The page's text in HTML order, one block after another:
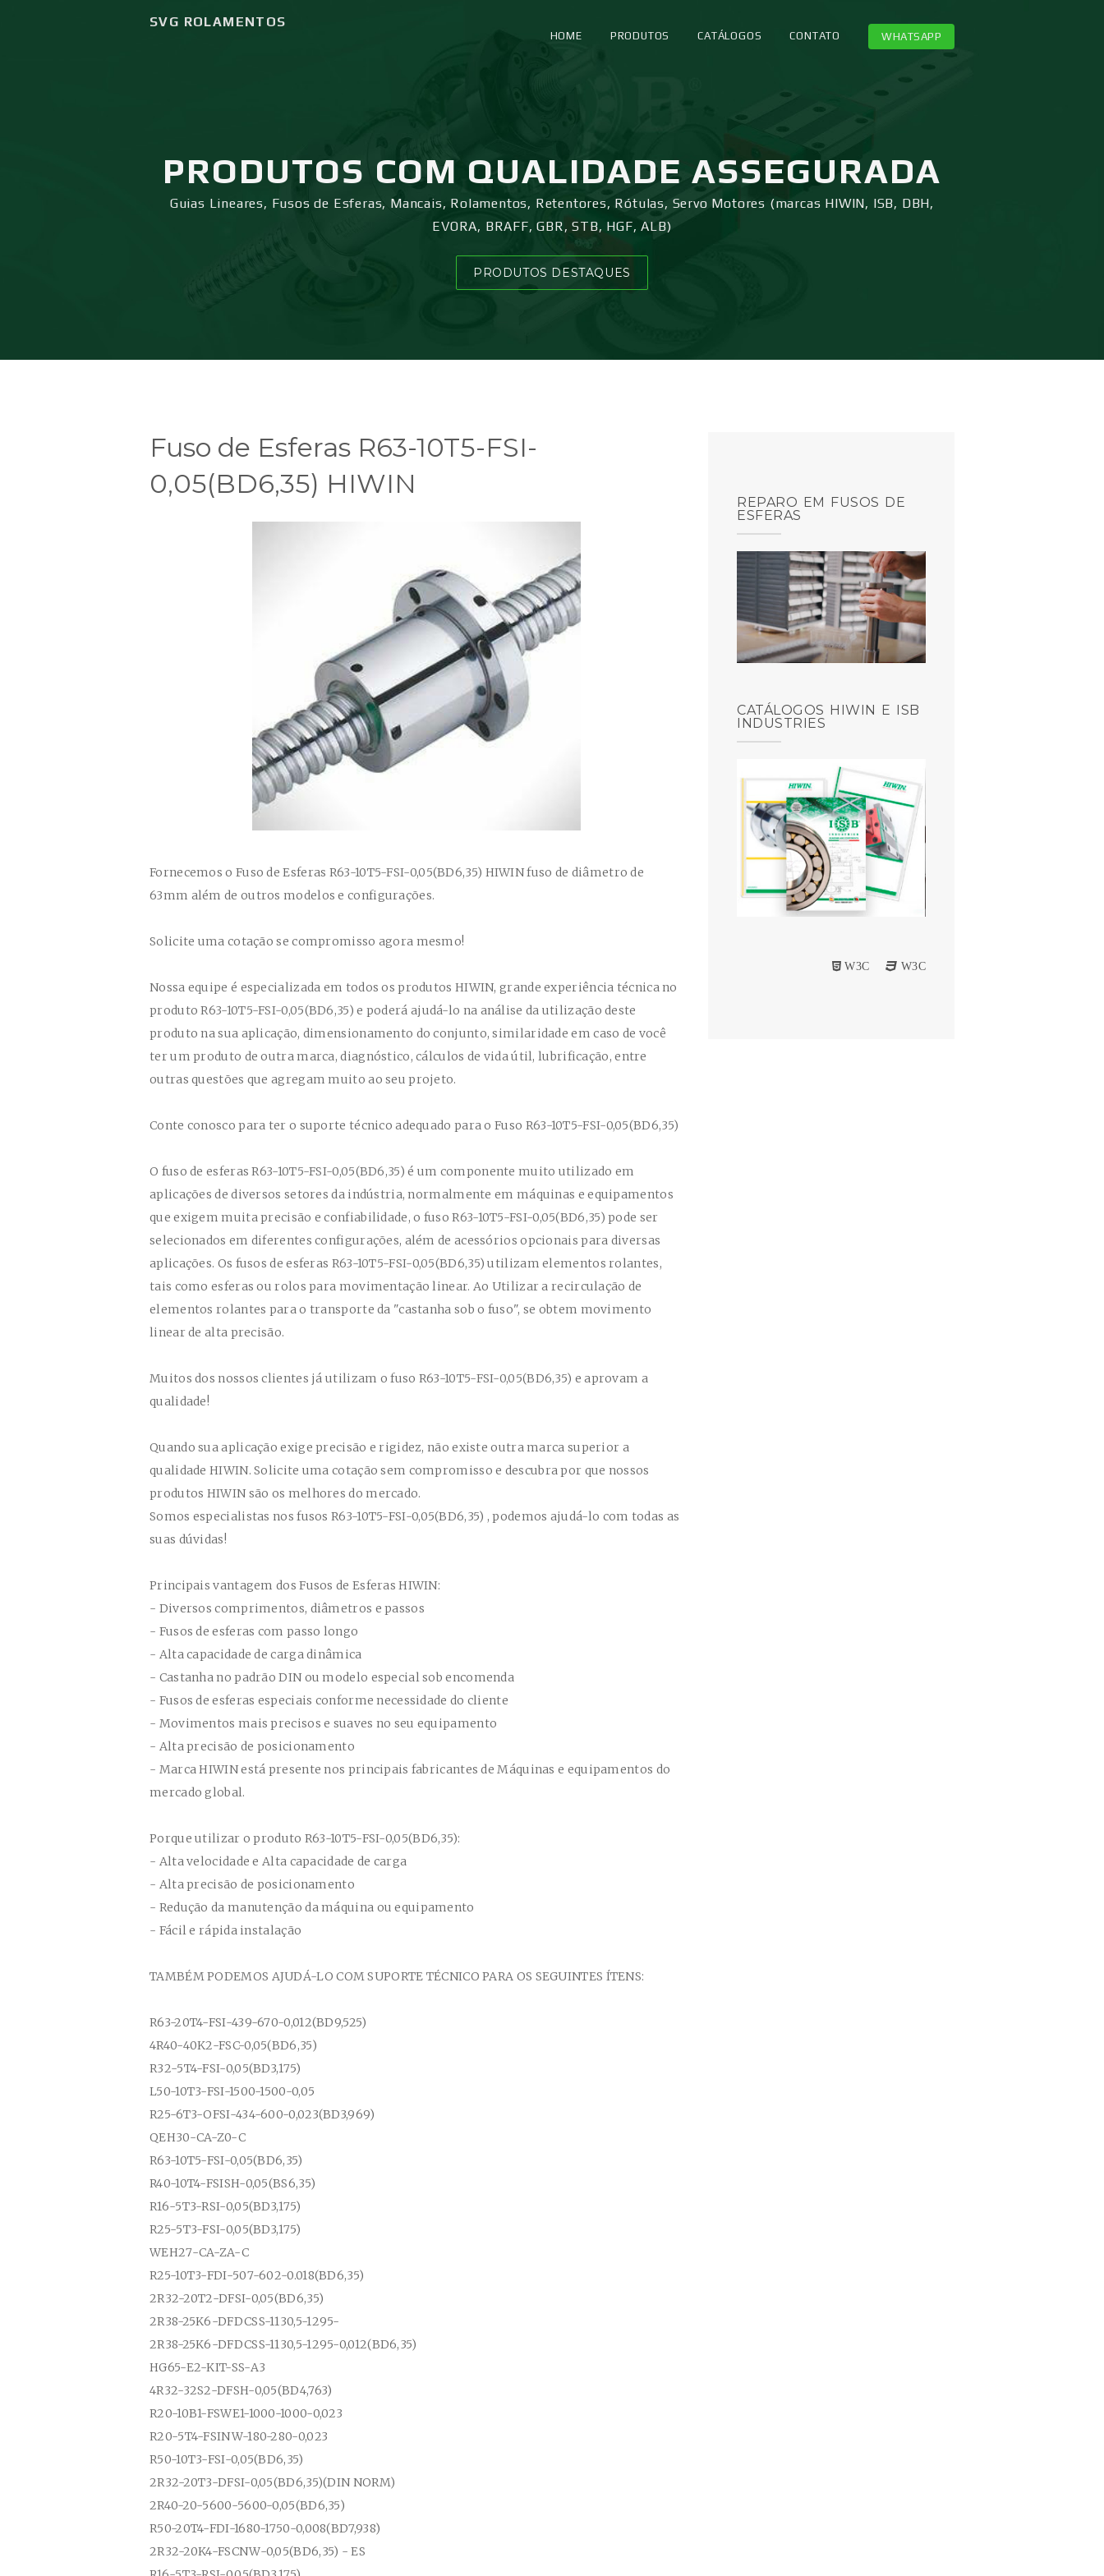
SVG ROLAMENTOS
HOME PRODUTOS CATÁLOGOS CONTATO WHATSAPP
PRODUTOS COM QUALIDADE ASSEGURADA
Guias Lineares, Fusos de Esferas, Mancais, Rolamentos, Retentores, Rótulas, Servo Motores (marcas HIWIN, ISB, DBH,
EVORA, BRAFF, GBR, STB, HGF, ALB)
PRODUTOS DESTAQUES
Fuso de Esferas R63-10T5-FSI-
0,05(BD6,35) HIWIN
Fornecemos o Fuso de Esferas R63-10T5-FSI-0,05(BD6,35) HIWINfuso de diâmetro de
63mm além de outros modelos e configurações.
Solicite uma cotação se compromisso agora mesmo!
Nossa equipe é especializada em todos os produtos HIWIN, grande experiência técnica no
produtoR63-10T5-FSI-0,05(BD6,35) e poderá ajudá-lo na análise da utilização deste
produto na sua aplicação, dimensionamento do conjunto, similaridade em caso de você
ter um produto de outra marca, diagnóstico, cálculos de vida útil, lubrificação, entre
outras questões que agregam muito ao seu projeto.
Conte conosco para ter o suporte técnico adequado para o Fuso R63-10T5-FSI-0,05(BD6,35)
O fuso de esferasR63-10T5-FSI-0,05(BD6,35) é um componente muito utilizado em
aplicações de diversos setores da indústria, normalmente em máquinas e equipamentos
que exigem muita precisão e confiabilidade, o fusoR63-10T5-FSI-0,05(BD6,35) pode ser
selecionados em diferentes configurações, além de acessórios opcionais para diversas
aplicações. Os fusos de esferas R63-10T5-FSI-0,05(BD6,35) utilizam elementos rolantes,
tais como esferas ou rolos para movimentação linear. Ao Utilizar a recirculação de
elementos rolantes para o transporte da "castanha sob o fuso", se obtem movimento
linear de alta precisão.
Muitos dos nossos clientes já utilizam o fuso R63-10T5-FSI-0,05(BD6,35) e aprovam a
qualidade!
Quando sua aplicação exige precisão e rigidez, não existe outra marca superior a
qualidade HIWIN. Solicite uma cotação sem compromisso e descubra por que nossos
produtos HIWIN são os melhores do mercado.
Somos especialistas nos fusosR63-10T5-FSI-0,05(BD6,35) , podemos ajudá-lo com todas as
suas dúvidas!
Principais vantagem dos Fusos de Esferas HIWIN:
- Diversos comprimentos, diâmetros e passos
- Fusos de esferas com passo longo
- Alta capacidade de carga dinâmica
- Castanha no padrão DIN ou modelo especial sob encomenda
- Fusos de esferas especiais conforme necessidade do cliente
- Movimentos mais precisos e suaves no seu equipamento
- Alta precisão de posicionamento
- Marca HIWIN está presente nos principais fabricantes de Máquinas e equipamentos do
mercado global.
Porque utilizar o produto R63-10T5-FSI-0,05(BD6,35):
- Alta velocidade e Alta capacidade de carga
- Alta precisão de posicionamento
- Redução da manutenção da máquina ou equipamento
- Fácil e rápida instalação
TAMBÉM PODEMOS AJUDÁ-LO COM SUPORTE TÉCNICO PARA OS SEGUINTES ÍTENS:
R63-20T4-FSI-439-670-0,012(BD9,525)
4R40-40K2-FSC-0,05(BD6,35)
R32-5T4-FSI-0,05(BD3,175)
L50-10T3-FSI-1500-1500-0,05
R25-6T3-OFSI-434-600-0,023(BD3,969)
QEH30-CA-Z0-C
R63-10T5-FSI-0,05(BD6,35)
R40-10T4-FSISH-0,05(BS6,35)
R16-5T3-RSI-0,05(BD3,175)
R25-5T3-FSI-0,05(BD3,175)
WEH27-CA-ZA-C
R25-10T3-FDI-507-602-0.018(BD6,35)
2R32-20T2-DFSI-0,05(BD6,35)
2R38-25K6-DFDCSS-1130,5-1295-
2R38-25K6-DFDCSS-1130,5-1295-0,012(BD6,35)
HG65-E2-KIT-SS-A3
4R32-32S2-DFSH-0,05(BD4,763)
R20-10B1-FSWE1-1000-1000-0,023
R20-5T4-FSINW-180-280-0,023
R50-10T3-FSI-0,05(BD6,35)
2R32-20T3-DFSI-0,05(BD6,35)(DIN NORM)
2R40-20-5600-5600-0,05(BD6,35)
R50-20T4-FDI-1680-1750-0,008(BD7,938)
2R32-20K4-FSCNW-0,05(BD6,35) - ES
REPARO EM FUSOS DE
ESFERAS
CATÁLOGOS HIWIN E ISB
INDUSTRIES
W3C W3C